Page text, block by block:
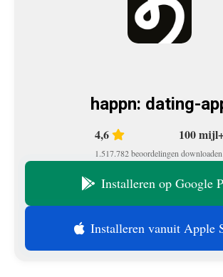
happn: dating-
4,6
1.517.782 beoordelingen
100
downloaden
Installeren op Google
Installeren vanuit Apple